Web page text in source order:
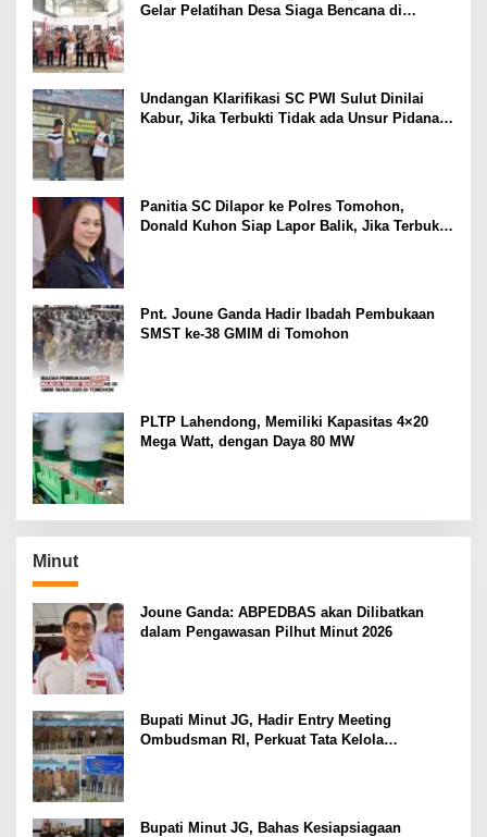
Gelar Pelatihan Desa Siaga Bencana di
Undangan Klarifikasi SC PWI Sulut Dinilai
Kabur, Jika Terbukti Tidak ada Unsur Pidana
Panitia SC Dilapor ke Polres Tomohon,
Donald Kuhon Siap Lapor Balik, Jika Terbukti
Pnt. Joune Ganda Hadir Ibadah Pembukaan
SMST ke-38 GMIM di Tomohon
PLTP Lahendong, Memiliki Kapasitas 4×20
Mega Watt, dengan Daya 80 MW
Minut
Joune Ganda: ABPEDBAS akan Dilibatkan
dalam Pengawasan Pilhut Minut 2026
Bupati Minut JG, Hadir Entry Meeting
Ombudsman RI, Perkuat Tata Kelola
Bupati Minut JG, Bahas Kesiapsiagaan